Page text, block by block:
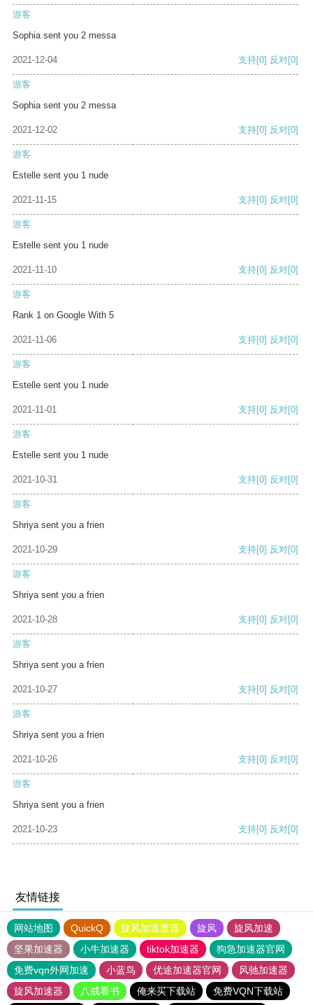
游客
Sophia sent you 2 messa
2021-12-04 支持[0] 反对[0]
游客
Sophia sent you 2 messa
2021-12-02 支持[0] 反对[0]
游客
Estelle sent you 1 nude
2021-11-15 支持[0] 反对[0]
游客
Estelle sent you 1 nude
2021-11-10 支持[0] 反对[0]
游客
Rank 1 on Google With 5
2021-11-06 支持[0] 反对[0]
游客
Estelle sent you 1 nude
2021-11-01 支持[0] 反对[0]
游客
Estelle sent you 1 nude
2021-10-31 支持[0] 反对[0]
游客
Shriya sent you a frien
2021-10-29 支持[0] 反对[0]
游客
Shriya sent you a frien
2021-10-28 支持[0] 反对[0]
游客
Shriya sent you a frien
2021-10-27 支持[0] 反对[0]
游客
Shriya sent you a frien
2021-10-26 支持[0] 反对[0]
游客
Shriya sent you a frien
2021-10-23 支持[0] 反对[0]
友情链接
网站地图 QuickQ 旋风加速度器 旋风
旋风加速
坚果加速器
小牛加速器 tiktok加速器
狗急加速器官网
免费vqn外网加速
小蓝鸟 优途加速器官网
风驰加速器
旋风加速器
八戒看书 俺来买下载站 免费VQN下载站